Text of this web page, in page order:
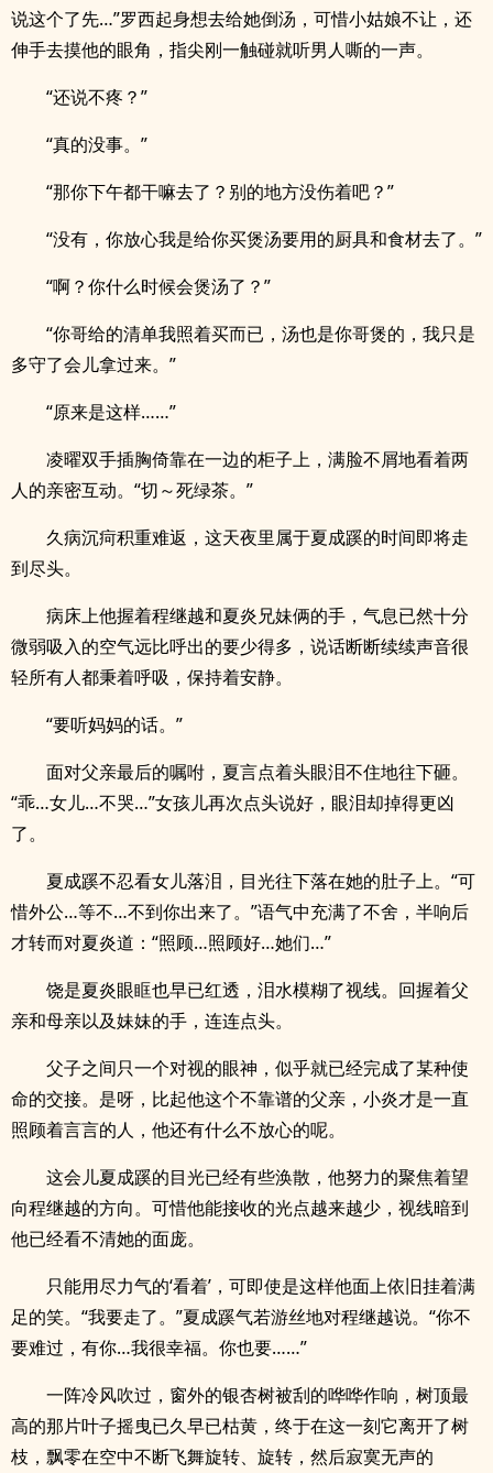
说这个了先…”罗西起身想去给她倒汤，可惜小姑娘不让，还
伸手去摸他的眼角，指尖刚一触碰就听男人嘶的一声。
“还说不疼？”
“真的没事。”
“那你下午都干嘛去了？别的地方没伤着吧？”
“没有，你放心我是给你买煲汤要用的厨具和食材去了。”
“啊？你什么时候会煲汤了？”
“你哥给的清单我照着买而已，汤也是你哥煲的，我只是
多守了会儿拿过来。”
“原来是这样……”
凌曜双手插胸倚靠在一边的柜子上，满脸不屑地看着两
人的亲密互动。“切～死绿茶。”
久病沉疴积重难返，这天夜里属于夏成蹊的时间即将走
到尽头。
病床上他握着程继越和夏炎兄妹俩的手，气息已然十分
微弱吸入的空气远比呼出的要少得多，说话断断续续声音很
轻所有人都秉着呼吸，保持着安静。
“要听妈妈的话。”
面对父亲最后的嘱咐，夏言点着头眼泪不住地往下砸。
“乖…女儿…不哭…”女孩儿再次点头说好，眼泪却掉得更凶
了。
夏成蹊不忍看女儿落泪，目光往下落在她的肚子上。“可
惜外公…等不…不到你出来了。”语气中充满了不舍，半响后
才转而对夏炎道：“照顾…照顾好…她们…”
饶是夏炎眼眶也早已红透，泪水模糊了视线。回握着父
亲和母亲以及妹妹的手，连连点头。
父子之间只一个对视的眼神，似乎就已经完成了某种使
命的交接。是呀，比起他这个不靠谱的父亲，小炎才是一直
照顾着言言的人，他还有什么不放心的呢。
这会儿夏成蹊的目光已经有些涣散，他努力的聚焦着望
向程继越的方向。可惜他能接收的光点越来越少，视线暗到
他已经看不清她的面庞。
只能用尽力气的‘看着’，可即使是这样他面上依旧挂着满
足的笑。“我要走了。”夏成蹊气若游丝地对程继越说。“你不
要难过，有你…我很幸福。你也要……”
一阵冷风吹过，窗外的银杏树被刮的哗哗作响，树顶最
高的那片叶子摇曳已久早已枯黄，终于在这一刻它离开了树
枝，飘零在空中不断飞舞旋转、旋转，然后寂寞无声的